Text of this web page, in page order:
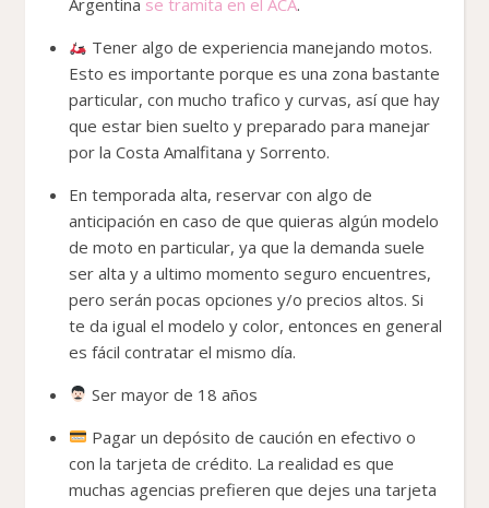
Tener algo de experiencia manejando motos.
Esto es importante porque es una zona bastante
particular, con mucho trafico y curvas, así que hay
que estar bien suelto y preparado para manejar
por la Costa Amalfitana y Sorrento.
En temporada alta, reservar con algo de
anticipación en caso de que quieras algún modelo
de moto en particular, ya que la demanda suele
ser alta y a ultimo momento seguro encuentres,
pero serán pocas opciones y/o precios altos. Si
te da igual el modelo y color, entonces en general
es fácil contratar el mismo día.
Ser mayor de 18 años
Pagar un depósito de caución en efectivo o
con la tarjeta de crédito. La realidad es que
muchas agencias prefieren que dejes una tarjeta